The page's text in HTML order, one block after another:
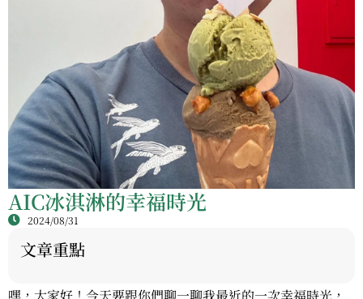
AIC冰淇淋的幸福時光
2024/08/31
文章重點
嘿，大家好！今天要跟你們聊一聊我最近的一次幸福時光，